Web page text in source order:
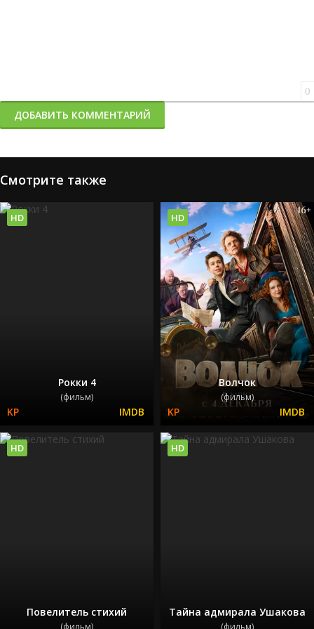
0
ДОБАВИТЬ КОММЕНТАРИЙ
Смотрите также
Рокки 4
(фильм)
HD
Волчок
(фильм)
HD
Повелитель стихий
(фильм)
HD
Тайна адмирала Ушакова
(фильм)
HD